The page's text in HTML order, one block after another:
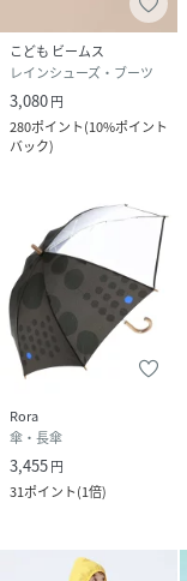
こども ビームス
レインシューズ・ブーツ
3,080円
280ポイント(10%ポイント
バック)
Rora
傘・長傘
3,455円
31ポイント(1倍)